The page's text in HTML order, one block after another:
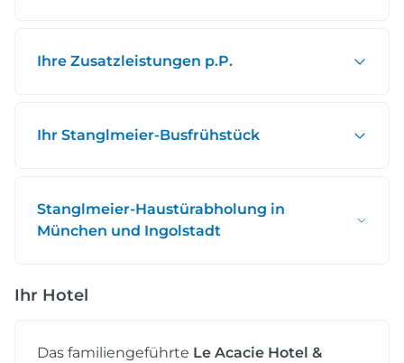
Ihre Zusatzleistungen p.P.
Ihr Stanglmeier-Busfrühstück
Stanglmeier-Haustürabholung in
München und Ingolstadt
Ihr Hotel
Das familiengeführte Le Acacie Hotel &